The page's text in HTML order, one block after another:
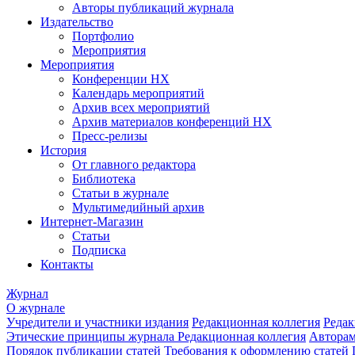
Авторы публикаций журнала
Издательство
Портфолио
Мероприятия
Мероприятия
Конференции НХ
Календарь мероприятий
Архив всех мероприятий
Архив материалов конференций НХ
Пресс-релизы
История
От главного редактора
Библиотека
Статьи в журнале
Мультимедийный архив
Интернет-Магазин
Статьи
Подписка
Контакты
Журнал
О журнале
Учредители и участники издания Редакционная коллегия
Этические принципы журнала Редакционная коллегия
Порядок публикации статей Требования к оформлению статей